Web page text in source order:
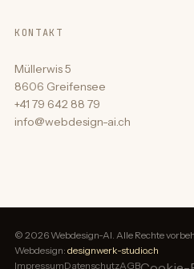
KONTAKT
Müllerwis 5
8606 Greifensee
+41 79 642 88 79
info@webdesign-ai.ch
© 2026 Webdesign-AI. Alle Rechte
Webdesign: designwerk-studio.ch
ImpressumDatenschutzAGB